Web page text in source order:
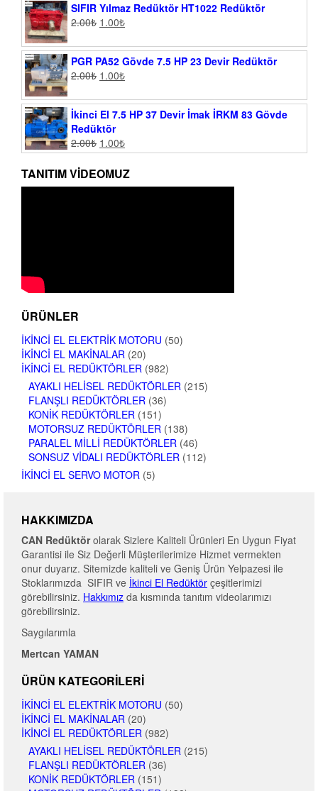
SIFIR Yılmaz Redüktör HT1022 Redüktör
2.00₺ 1.00₺
PGR PA52 Gövde 7.5 HP 23 Devir Redüktör
2.00₺ 1.00₺
İkinci El 7.5 HP 37 Devir İmak İRKM 83 Gövde
Redüktör
2.00₺ 1.00₺
TANITIM VIDEOMUZ
ÜRÜNLER
İKINCI EL ELEKTRIK MOTORU (50)
İKINCI EL MAKINALAR (20)
İKINCI EL REDÜKTÖRLER (982)
AYAKLI HELISEL REDÜKTÖRLER (215)
FLANŞLI REDÜKTÖRLER (36)
KONIK REDÜKTÖRLER (151)
MOTORSUZ REDÜKTÖRLER (138)
PARALEL MILLI REDÜKTÖRLER (46)
SONSUZ VIDALI REDÜKTÖRLER (112)
İKINCI EL SERVO MOTOR (5)
HAKKIMIZDA
CAN Redüktörolarak Sizlere Kaliteli Ürünleri En Uygun Fiyat
Garantisi ile Siz Değerli Müşterilerimize Hizmet vermekten
onur duyarız. Sitemizde kaliteli ve Geniş Ürün Yelpazesi ile
Stoklarımızda SIFIR ve İkinci El Redüktör çeşitlerimizi
görebilirsiniz. Hakkımız da kısmında tanıtım videolarımızı
görebilirsiniz.
Saygılarımla
Mertcan YAMAN
ÜRÜN KATEGORILERI
İKINCI EL ELEKTRIK MOTORU (50)
İKINCI EL MAKINALAR (20)
İKINCI EL REDÜKTÖRLER (982)
AYAKLI HELISEL REDÜKTÖRLER (215)
FLANŞLI REDÜKTÖRLER (36)
KONIK REDÜKTÖRLER (151)